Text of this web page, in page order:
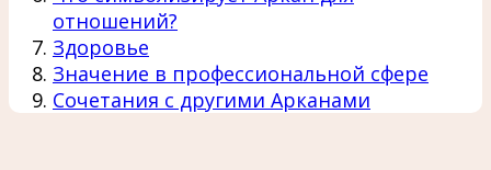
отношений?
Здоровье
Значение в профессиональной сфере
Сочетания с другими Арканами